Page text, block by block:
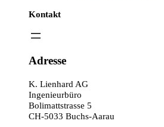
Kontakt
Adresse
K. Lienhard AG
Ingenieurbüro
Bolimattstrasse 5
CH-5033 Buchs-Aarau